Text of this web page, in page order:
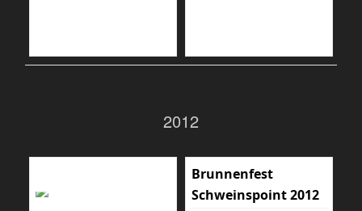
2012
Brunnenfest
Schweinspoint 2012